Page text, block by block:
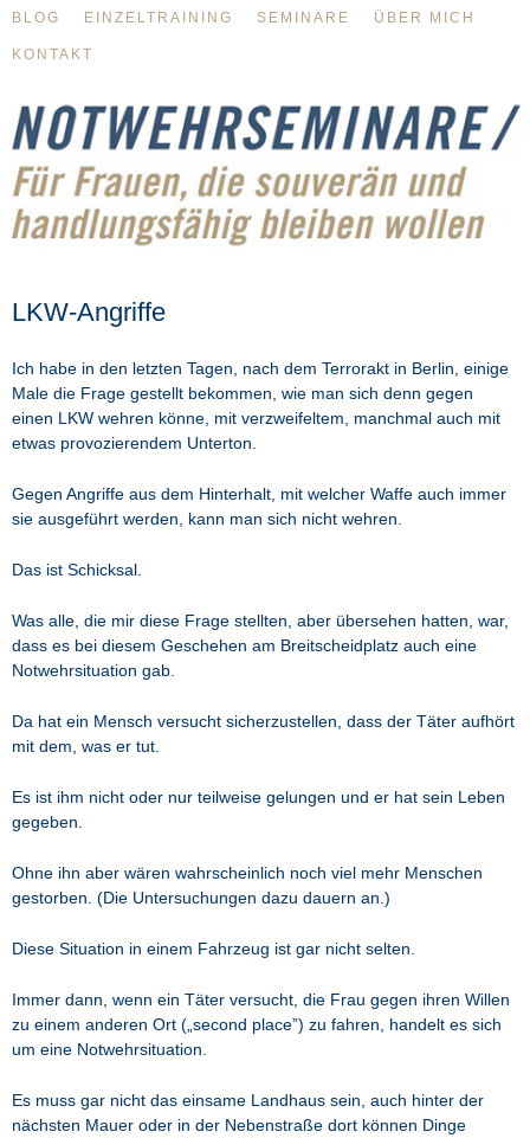
BLOG EINZELTRAINING SEMINARE ÜBER MICH
KONTAKT
LKW-Angriffe
Ich habe in den letzten Tagen, nach dem Terrorakt in Berlin, einige
Male die Frage gestellt bekommen, wie man sich denn gegen
einen LKW wehren könne, mit verzweifeltem, manchmal auch mit
etwas provozierendem Unterton.
Gegen Angriffe aus dem Hinterhalt, mit welcher Waffe auch immer
sie ausgeführt werden, kann man sich nicht wehren.
Das ist Schicksal.
Was alle, die mir diese Frage stellten, aber übersehen hatten, war,
dass es bei diesem Geschehen am Breitscheidplatz auch eine
Notwehrsituation gab.
Da hat ein Mensch versucht sicherzustellen, dass der Täter aufhört
mit dem, was er tut.
Es ist ihm nicht oder nur teilweise gelungen und er hat sein Leben
gegeben.
Ohne ihn aber wären wahrscheinlich noch viel mehr Menschen
gestorben. (Die Untersuchungen dazu dauern an.)
Diese Situation in einem Fahrzeug ist gar nicht selten.
Immer dann, wenn ein Täter versucht, die Frau gegen ihren Willen
zu einem anderen Ort („second place”) zu fahren, handelt es sich
um eine Notwehrsituation.
Es muss gar nicht das einsame Landhaus sein, auch hinter der
nächsten Mauer oder in der Nebenstraße dort können Dinge